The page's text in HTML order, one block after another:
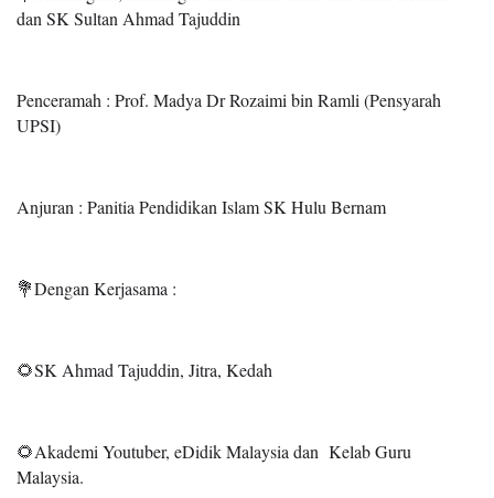
dan SK Sultan Ahmad Tajuddin
Penceramah : Prof. Madya Dr Rozaimi bin Ramli (Pensyarah
UPSI)
Anjuran : Panitia Pendidikan Islam SK Hulu Bernam
💐Dengan Kerjasama :
🌻SK Ahmad Tajuddin, Jitra, Kedah
🌻Akademi Youtuber, eDidik Malaysia dan Kelab Guru
Malaysia.